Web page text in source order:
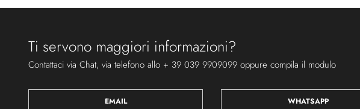
Ti servono maggiori informazioni?
Contattaci via Chat, via telefono allo + 39 039 9909099 oppure compila il modulo
EMAIL WHATSAPP